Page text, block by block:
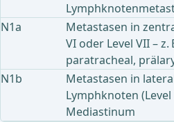
N1a
Metastasen in
VI oder Level VII –
paratracheal,
N1b
Metastasen in
Lymphknoten
Mediastinum